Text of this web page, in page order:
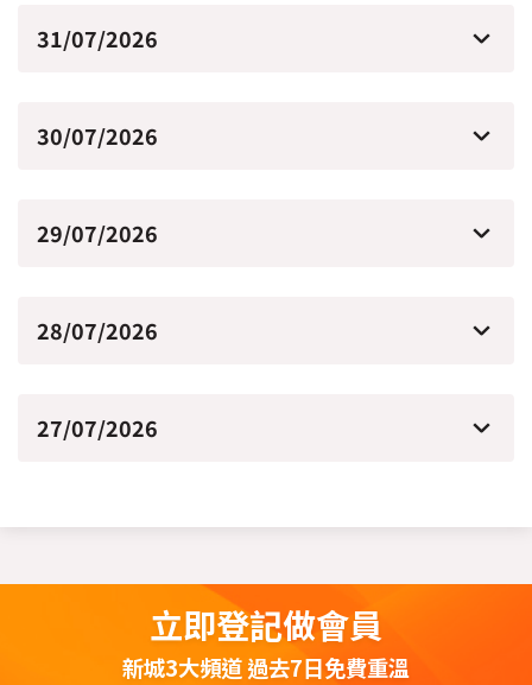
31/07/2026
30/07/2026
29/07/2026
28/07/2026
27/07/2026
立即登記做會員
新城3大頻道 過去7日免費重溫